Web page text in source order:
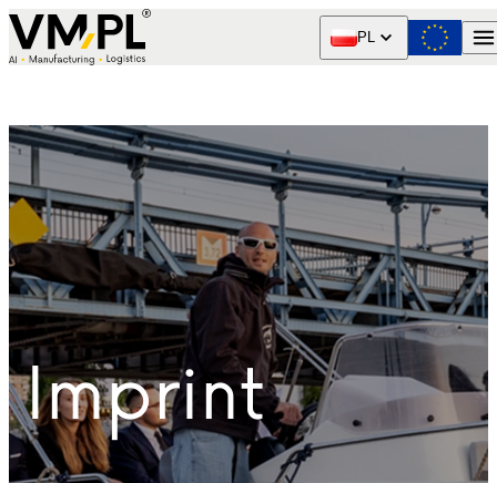
Skip to content
PL
Imprint